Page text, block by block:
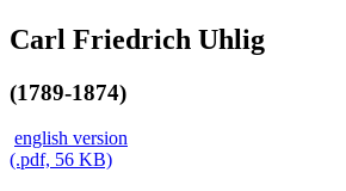
Carl Friedrich Uhlig
(1789-1874)
english version
(.pdf, 56 KB)